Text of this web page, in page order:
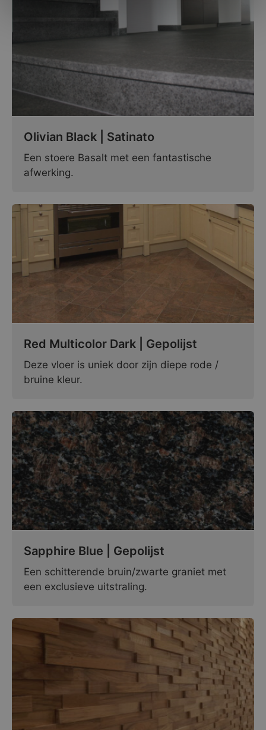
Olivian Black | Satinato
Een stoere Basalt met een fantastische
afwerking.
Red Multicolor Dark | Gepolijst
Deze vloer is uniek door zijn diepe rode /
bruine kleur.
Sapphire Blue | Gepolijst
Een schitterende bruin/zwarte graniet met
een exclusieve uitstraling.